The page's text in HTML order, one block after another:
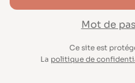
Mot de
Ce site est
La politique de